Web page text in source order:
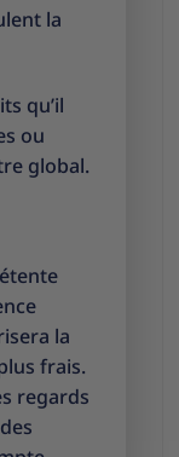
la
qu’il
ou
global.
la
frais.
regards